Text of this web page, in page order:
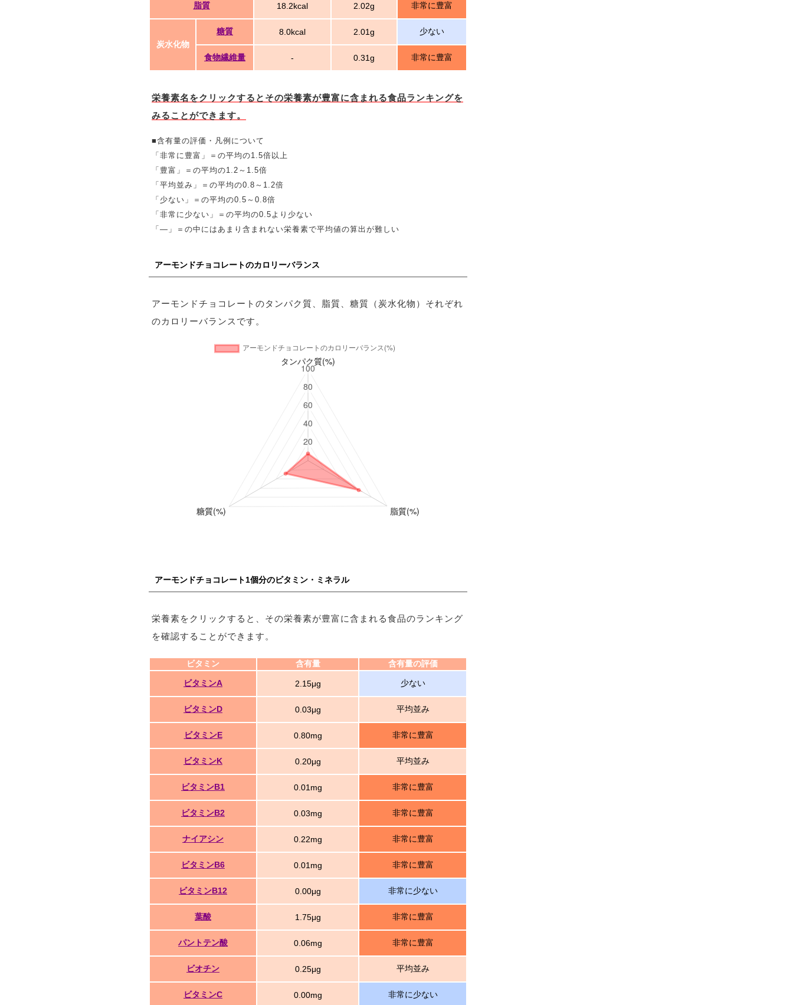
脂質 18.2kcal 2.02g 非常に豊富
炭水化物
糖質 8.0kcal 2.01g 少ない
食物繊維量 - 0.31g 非常に豊富
栄養素名をクリックするとその栄養素が豊富に含まれる食品ランキングを
みることができます。
■含有量の評価・凡例について
「非常に豊富」＝の平均の1.5倍以上
「豊富」＝の平均の1.2～1.5倍
「平均並み」＝の平均の0.8～1.2倍
「少ない」＝の平均の0.5～0.8倍
「非常に少ない」＝の平均の0.5より少ない
「―」＝の中にはあまり含まれない栄養素で平均値の算出が難しい
アーモンドチョコレートのカロリーバランス
アーモンドチョコレートのタンパク質、脂質、糖質（炭水化物）それぞれ
のカロリーバランスです。
アーモンドチョコレート1個分のビタミン・ミネラル
栄養素をクリックすると、その栄養素が豊富に含まれる食品のランキング
を確認することができます。
ビタミン 含有量 含有量の評価
ビタミンA 2.15μg 少ない
ビタミンD 0.03μg 平均並み
ビタミンE 0.80mg 非常に豊富
ビタミンK 0.20μg 平均並み
ビタミンB1 0.01mg 非常に豊富
ビタミンB2 0.03mg 非常に豊富
ナイアシン 0.22mg 非常に豊富
ビタミンB6 0.01mg 非常に豊富
ビタミンB12 0.00μg 非常に少ない
葉酸 1.75μg 非常に豊富
パントテン酸 0.06mg 非常に豊富
ビオチン 0.25μg 平均並み
ビタミンC 0.00mg 非常に少ない